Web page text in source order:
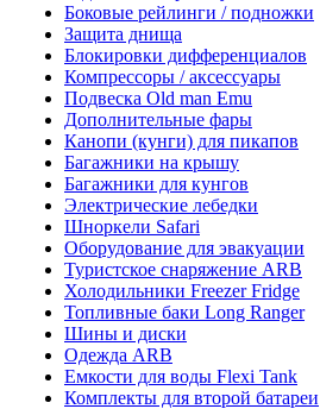
Боковые рейлинги / подножки
Защита днища
Блокировки дифференциалов
Компрессоры / аксессуары
Подвеска Old man Emu
Дополнительные фары
Канопи (кунги) для пикапов
Багажники на крышу
Багажники для кунгов
Электрические лебедки
Шноркели Safari
Оборудование для эвакуации
Туристское снаряжение ARB
Холодильники Freezer Fridge
Топливные баки Long Ranger
Шины и диски
Одежда ARB
Емкости для воды Flexi Tank
Комплекты для второй батареи